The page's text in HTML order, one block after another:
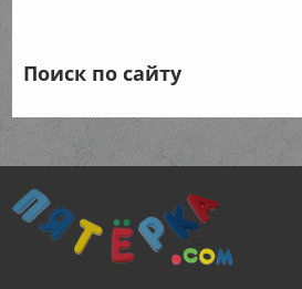
Поиск по сайту